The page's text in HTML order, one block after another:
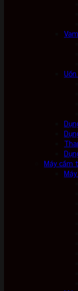
Vam
Máy cầm